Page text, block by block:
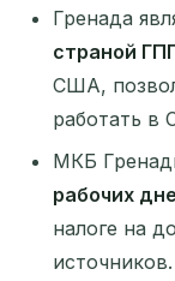
Гренада
страной
США,
работать в
МКБ
рабочих
налоге на
источников.